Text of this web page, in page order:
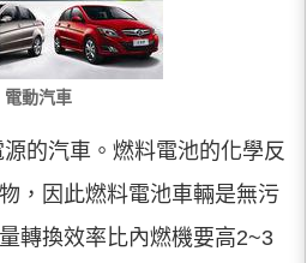
電動汽車
的汽車。燃料電池的化學反
，因此燃料電池車輛是無污
轉換效率比內燃機要高2~3